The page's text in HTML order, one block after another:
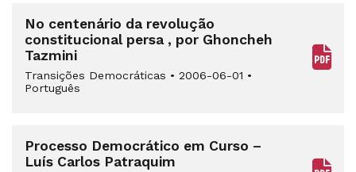
No centenário da revolução
constitucional persa , por Ghoncheh
Tazmini
Transições Democráticas • 2006-06-01 •
Português
Processo Democrático em Curso –
Luís Carlos Patraquim